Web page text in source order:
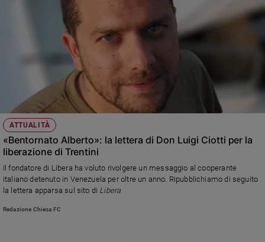
giorno
Società
e
valori
e
Creato
ATTUALITÀ
«Bentornato Alberto»: la lettera di Don Luigi Ciotti per la
liberazione di Trentini
Il fondatore di Libera ha voluto rivolgere un messaggio al cooperante
italiano detenuto in Venezuela per oltre un anno. Ripubblichiamo di seguito
la lettera apparsa sul sito di Libera
Redazione Chiesa FC